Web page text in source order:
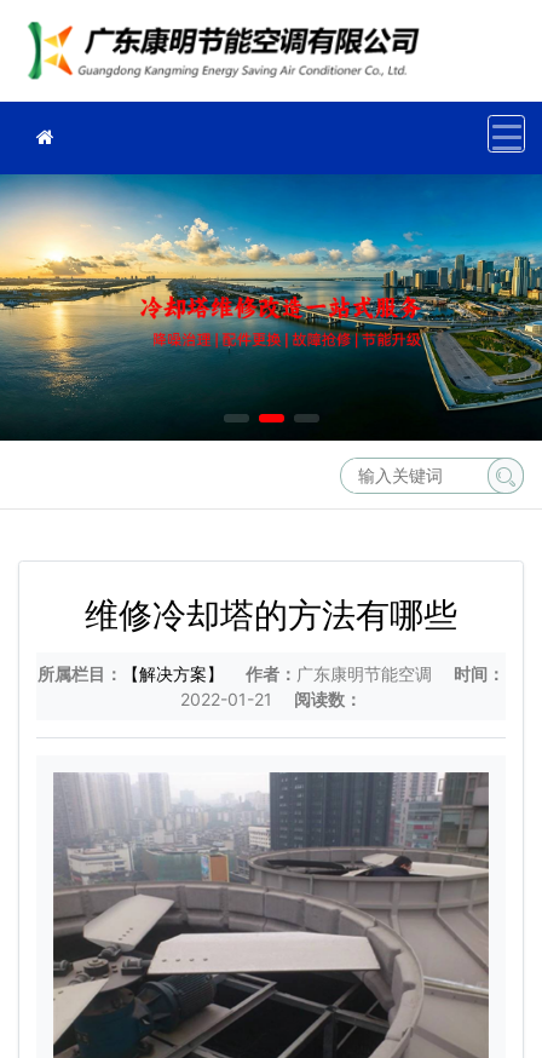
维修冷却塔的方法有哪些
所属栏目： 【解决方案】 作者： 广东康明节能空调
时间：
2022-01-21
阅读数：